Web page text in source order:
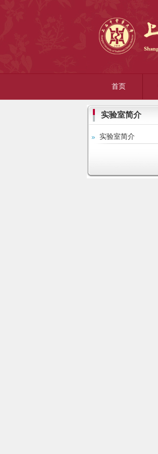
首页
实验室简介
实验室简介